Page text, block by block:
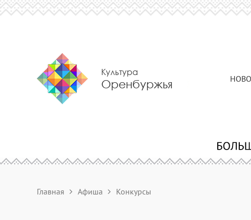
Культура
Оренбуржья
Главная Афиша Конкурсы